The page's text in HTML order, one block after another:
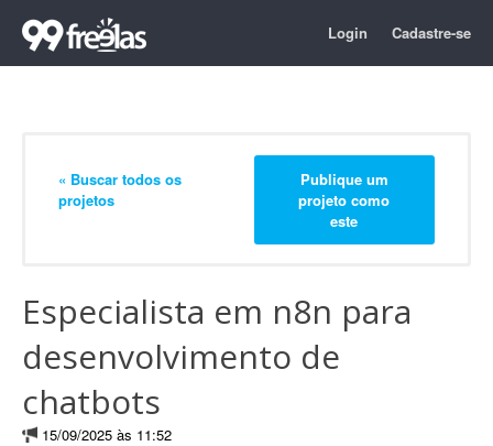
Login Cadastre-se
« Buscar todos os
projetos
Publique um
projeto como
este
Especialista em n8n para
desenvolvimento de
chatbots
15/09/2025 às 11:52